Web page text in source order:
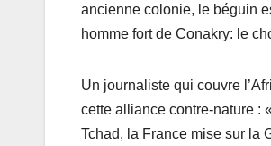
ancienne colonie, le béguin
homme fort de Conakry: le
Un journaliste qui couvre
cette alliance contre-nature :
Tchad, la France mise sur la